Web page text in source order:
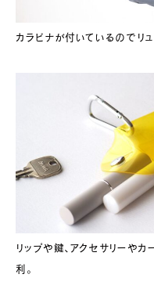
カラビナが付いているのでリ
リップや鍵、アクセサリーやカ
利。